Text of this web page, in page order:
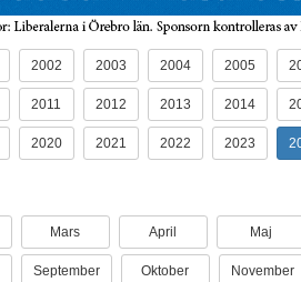
2002 2003 2004 2005
2011 2012 2013 2014
2020 2021 2022 2023
Mars April Maj
September Oktober November